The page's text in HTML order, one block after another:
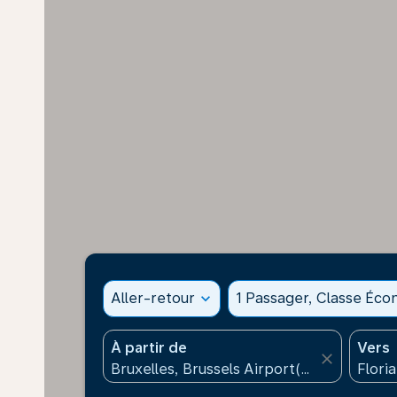
Aller-retour expand_more 1 Passager, Classe
À partir de
close
Vers